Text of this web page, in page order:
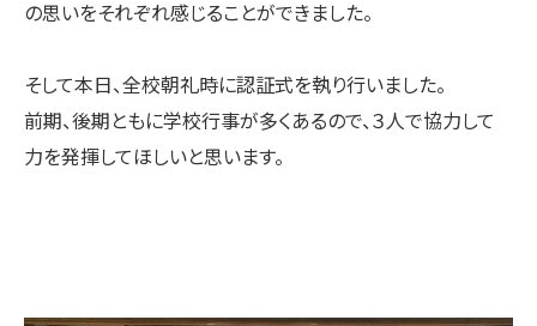
の思いをそれぞれ感じることができました。
そして本日、全校朝礼時に認証式を執り行いました。
前期、後期ともに学校行事が多くあるので、３人で協力して
力を発揮してほしいと思います。